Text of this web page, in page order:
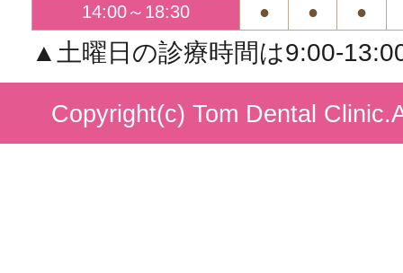
14:00～18:30
● ● ●
▲土曜日の診療時間は9:00-
Copyright(c) Tom Dental